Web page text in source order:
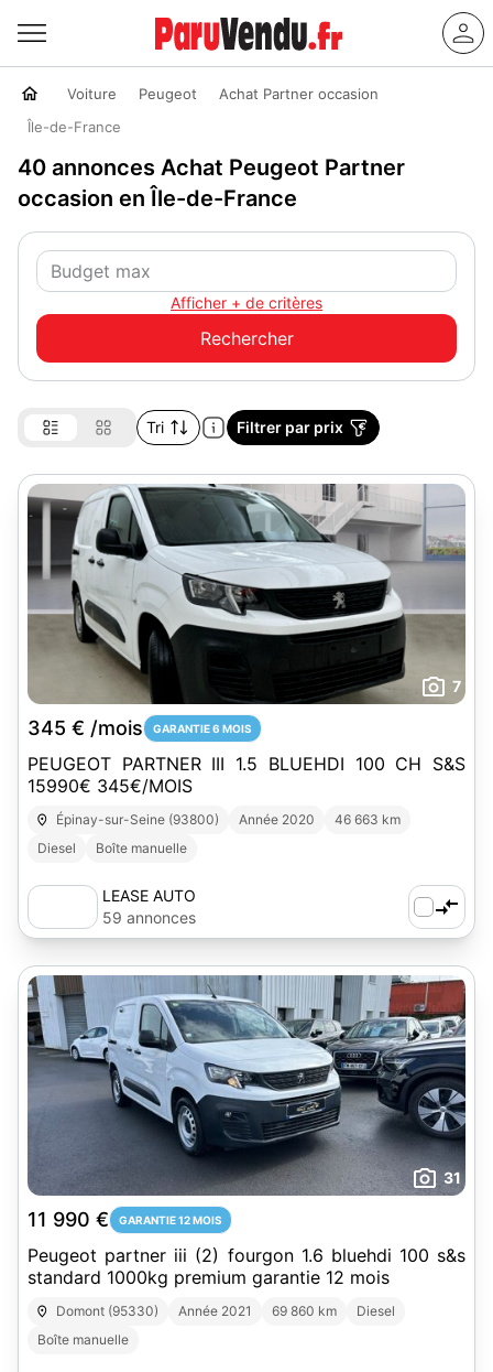
Voiture Peugeot
Achat Partner occasion
Île-de-France
40 annonces Achat Peugeot Partner
occasion en Île-de-France
Afficher + de critères
Tri Filtrer par prix
7
345 € /mois GARANTIE 6 MOIS
PEUGEOT PARTNER III 1.5 BLUEHDI 100 CH S&S
15990€ 345€/MOIS
Épinay-sur-Seine (93800) Année 2020
46 663 km
Diesel
Boîte manuelle
LEASE AUTO
59 annonces
31
11 990 € GARANTIE 12 MOIS
Peugeot partner iii (2) fourgon 1.6 bluehdi 100 s&s
standard 1000kg premium garantie 12 mois
Domont (95330) Année 2021 69 860 km
Diesel
Boîte manuelle